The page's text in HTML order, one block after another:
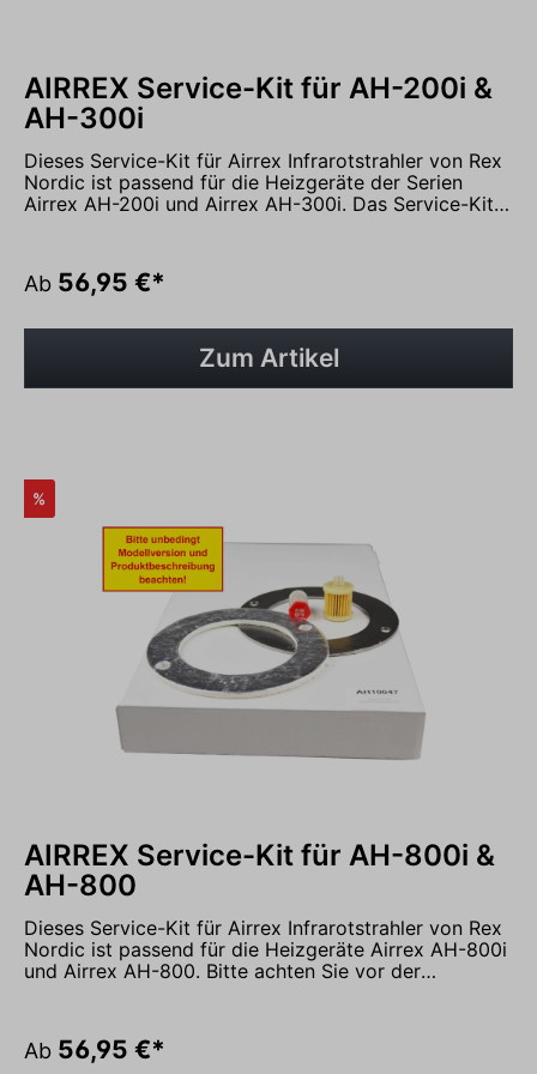
AIRREX Service-Kit für AH-200i &
AH-300i
Dieses Service-Kit für Airrex Infrarotstrahler von Rex
Nordic ist passend für die Heizgeräte der Serien
Airrex AH-200i und Airrex AH-300i. Das Service-Kit
detaillierten Anleitung. Lieferumfang: 1x
Brennstofffilter1x Düse H60 0,301x Dichtungssatz
Kontaktformular auf oder rufen Sie uns gerne an
unter 05931 - 9986290 und vereinbaren Sie einen
Ab 56,95 €*
Zum Artikel
%
AIRREX Service-Kit für AH-800i &
AH-800
Dieses Service-Kit für Airrex Infrarotstrahler von Rex
Nordic ist passend für die Heizgeräte Airrex AH-800i
und Airrex AH-800. Bitte achten Sie vor der
jährlichen Wartung Ihres Heizgerätes erforderlich ist,
inklusive einer detaillierten Anleitung. Bitte beachten
Ab 56,95 €*